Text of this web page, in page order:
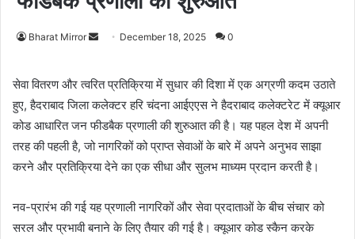
Bharat Mirror
a
n
e
m
i
l
December 18, 2025 0
सेवा वितरण और त्वरित प्रतिक्रिया में सुधार की दिशा में एक अग्रणी कदम उठाते
हुए, हैदराबाद जिला कलेक्टर हरि चंदना आईएएस ने हैदराबाद कलेक्टरेट में क्यूआर
कोड आधारित जन फीडबैक प्रणाली की शुरुआत की है। यह पहल देश में अपनी
तरह की पहली है, जो नागरिकों को प्राप्त सेवाओं के बारे में अपने अनुभव साझा
करने और प्रतिक्रिया देने का एक सीधा और सुलभ माध्यम प्रदान करती है।
नव-प्रारंभ की गई यह प्रणाली नागरिकों और सेवा प्रदाताओं के बीच संचार को
सरल और प्रभावी बनाने के लिए तैयार की गई है। क्यूआर कोड स्कैन करके